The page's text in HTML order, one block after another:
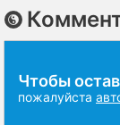
Чтобы
пожалуйста